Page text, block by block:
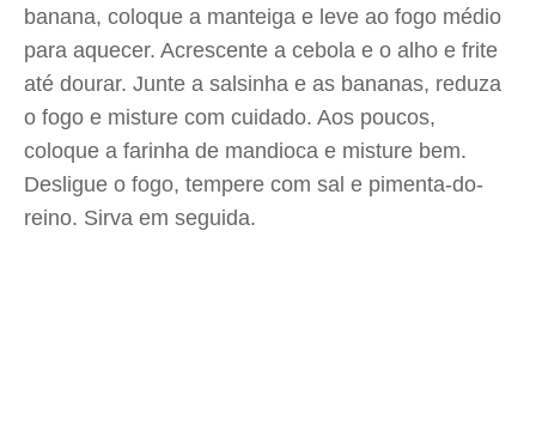
banana, coloque a manteiga e leve ao fogo médio
para aquecer. Acrescente a cebola e o alho e frite
até dourar. Junte a salsinha e as bananas, reduza
o fogo e misture com cuidado. Aos poucos,
coloque a farinha de mandioca e misture bem.
Desligue o fogo, tempere com sal e pimenta-do-
reino. Sirva em seguida.